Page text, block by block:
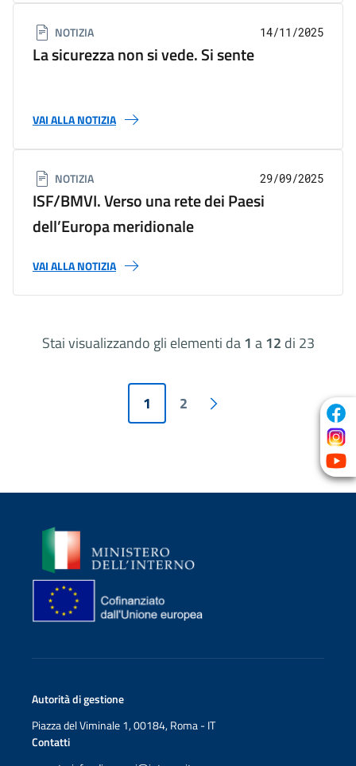
NOTIZIA 14/11/2025
La sicurezza non si vede. Si sente
VAI ALLA NOTIZIA
NOTIZIA 29/09/2025
ISF/BMVI. Verso una rete dei Paesi
dell’Europa meridionale
VAI ALLA NOTIZIA
Pagina attuale
1 Pagina
2 Pagina successiva
Stai visualizzando gli elementi da1 a12 di 23
Immagine
Immagine
Autorità di gestione
Piazza del Viminale 1, 00184, Roma - IT
Contatti